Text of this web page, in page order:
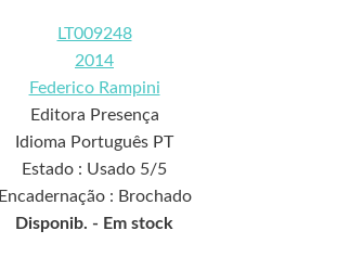
LT009248
2014
Federico Rampini
Editora Presença
Idioma Português PT
Estado : Usado 5/5
Encadernação : Brochado
Disponib. - Em stock